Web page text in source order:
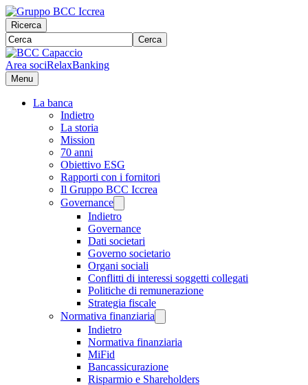
Ricerca
Cerca
Area sociRelaxBanking
Menu
La banca
Indietro
La storia
Mission
70 anni
Obiettivo ESG
Rapporti con i fornitori
Il Gruppo BCC Iccrea
Governance
Indietro
Governance
Dati societari
Governo societario
Organi sociali
Conflitti di interessi soggetti collegati
Politiche di remunerazione
Strategia fiscale
Normativa finanziaria
Indietro
Normativa finanziaria
MiFid
Bancassicurazione
Risparmio e Shareholders